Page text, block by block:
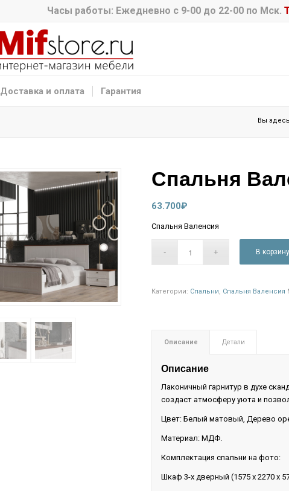
Часы работы: Ежедневно с 9-00 до 22-00 по Мск.
Доставка и оплата Гарантия
Вы
Спальня
63.700₽
Спальня Валенсия
В корзину
Категории: Спальни, Спальня Валенсия
Описание Детали
Описание
Лаконичный гарнитур в духе
создаст атмосферу уюта и
Цвет: Белый матовый, Дерево
Материал: МДФ.
Комплектация спальни на фото:
Шкаф 3-х дверный (1575 х 2270 х